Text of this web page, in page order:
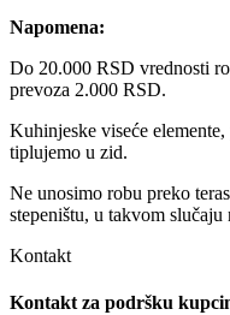
Napomena:
Do 20.000 RSD vrednosti
prevoza 2.000 RSD.
Kuhinjeske viseće
tiplujemo u zid.
Ne unosimo robu preko
stepeništu, u takvom slučaju
Kontakt
Kontakt za podršku